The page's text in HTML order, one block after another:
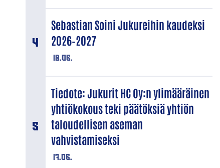
18.06.
Sebastian Soini Jukureihin kaudeksi
2026–2027
17.06.
Tiedote: Jukurit HC Oy:n ylimääräinen
yhtiökokous teki päätöksiä yhtiön
taloudellisen aseman
vahvistamiseksi